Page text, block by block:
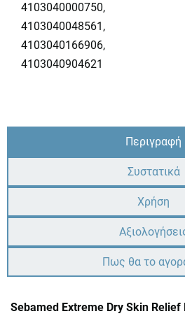
4103040000750,
4103040048561,
4103040166906,
4103040904621
Περιγραφή
Συστατικά
Χρήση
Πως θα το
Sebamed Extreme Dry Skin